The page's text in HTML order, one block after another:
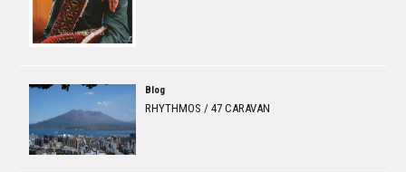
Blog
RHYTHMOS / 47 CARAVAN